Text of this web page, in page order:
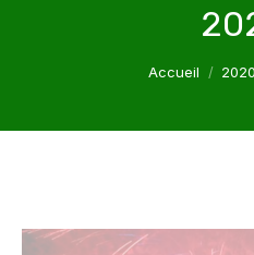
Vous êtes ici :
Accueil 2020